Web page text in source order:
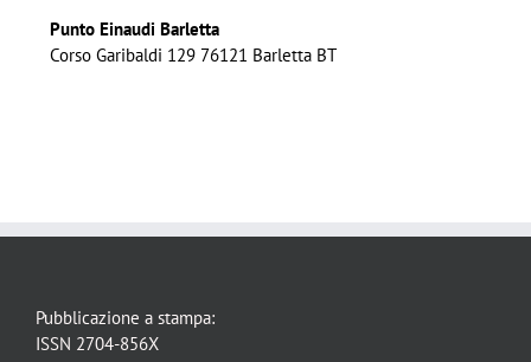
Punto Einaudi Barletta
Corso Garibaldi 129 76121 Barletta BT
Pubblicazione a stampa:
ISSN 2704-856X